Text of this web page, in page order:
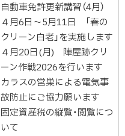
自動車免許更新講習（4月）
４月6日～5月11日 「春の
クリーン白老」を実施します
４月20日(月) 陣屋跡クリ
ーン作戦2026を行います
カラスの営巣による電気事
故防止にご協力願います
固定資産税の縦覧・閲覧につ
いて